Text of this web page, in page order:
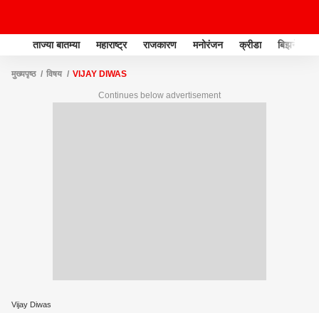
ताज्या बातम्या महाराष्ट्र राजकारण मनोरंजन क्रीडा बिझनेस
मुख्यपृष्ठ विषय VIJAY DIWAS
Continues below advertisement
Vijay Diwas